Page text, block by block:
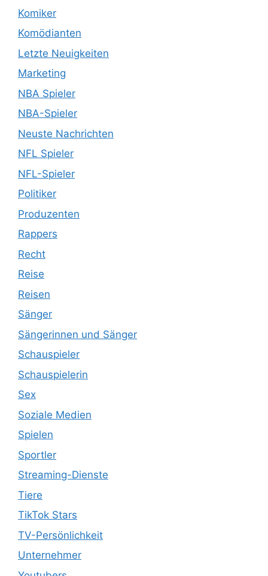
Komiker
Komödianten
Letzte Neuigkeiten
Marketing
NBA Spieler
NBA-Spieler
Neuste Nachrichten
NFL Spieler
NFL-Spieler
Politiker
Produzenten
Rappers
Recht
Reise
Reisen
Sänger
Sängerinnen und Sänger
Schauspieler
Schauspielerin
Sex
Soziale Medien
Spielen
Sportler
Streaming-Dienste
Tiere
TikTok Stars
TV-Persönlichkeit
Unternehmer